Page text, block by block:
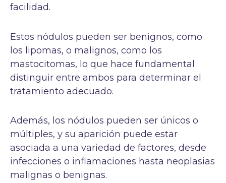
facilidad.
Estos nódulos pueden ser benignos, como
los lipomas, o malignos, como los
mastocitomas, lo que hace fundamental
distinguir entre ambos para determinar el
tratamiento adecuado.
Además, los nódulos pueden ser únicos o
múltiples, y su aparición puede estar
asociada a una variedad de factores, desde
infecciones o inflamaciones hasta neoplasias
malignas o benignas.